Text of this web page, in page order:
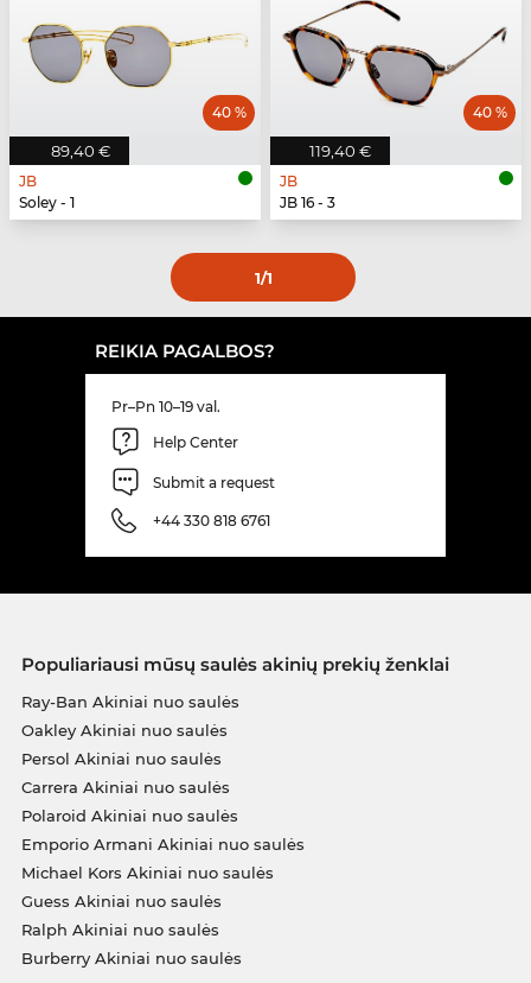
89,40 €
40 %
JB
Soley - 1
119,40 €
40 %
JB
JB 16 - 3
1/1
REIKIA PAGALBOS?
Pr–Pn 10–19 val.
Help Center
Submit a request
+44 330 818 6761
Populiariausi mūsų saulės akinių prekių ženklai
Ray-Ban Akiniai nuo saulės
Oakley Akiniai nuo saulės
Persol Akiniai nuo saulės
Carrera Akiniai nuo saulės
Polaroid Akiniai nuo saulės
Emporio Armani Akiniai nuo saulės
Michael Kors Akiniai nuo saulės
Guess Akiniai nuo saulės
Ralph Akiniai nuo saulės
Burberry Akiniai nuo saulės